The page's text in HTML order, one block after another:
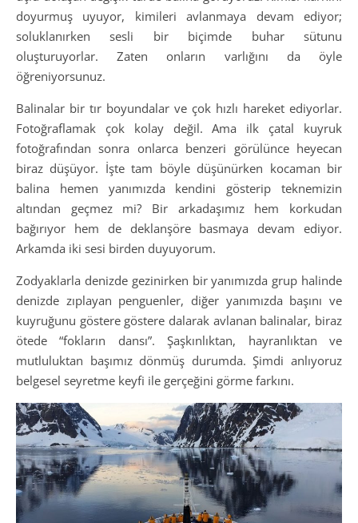
doyurmuş uyuyor, kimileri avlanmaya devam ediyor;
soluklanırken sesli bir biçimde buhar sütunu
oluşturuyorlar. Zaten onların varlığını da öyle
öğreniyorsunuz.
Balinalar bir tır boyundalar ve çok hızlı hareket ediyorlar.
Fotoğraflamak çok kolay değil. Ama ilk çatal kuyruk
fotoğrafından sonra onlarca benzeri görülünce heyecan
biraz düşüyor. İşte tam böyle düşünürken kocaman bir
balina hemen yanımızda kendini gösterip teknemizin
altından geçmez mi? Bir arkadaşımız hem korkudan
bağırıyor hem de deklanşöre basmaya devam ediyor.
Arkamda iki sesi birden duyuyorum.
Zodyaklarla denizde gezinirken bir yanımızda grup halinde
denizde zıplayan penguenler, diğer yanımızda başını ve
kuyruğunu göstere göstere dalarak avlanan balinalar, biraz
ötede “fokların dansı”. Şaşkınlıktan, hayranlıktan ve
mutluluktan başımız dönmüş durumda. Şimdi anlıyoruz
belgesel seyretme keyfi ile gerçeğini görme farkını.